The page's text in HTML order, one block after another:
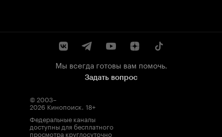
Мы всегда готовы вам помочь.
Задать вопрос
© 2003–
2026 Кинопоиск. 18+
Федеральные каналы
доступны для бесплатного
просмотра круглосуточно